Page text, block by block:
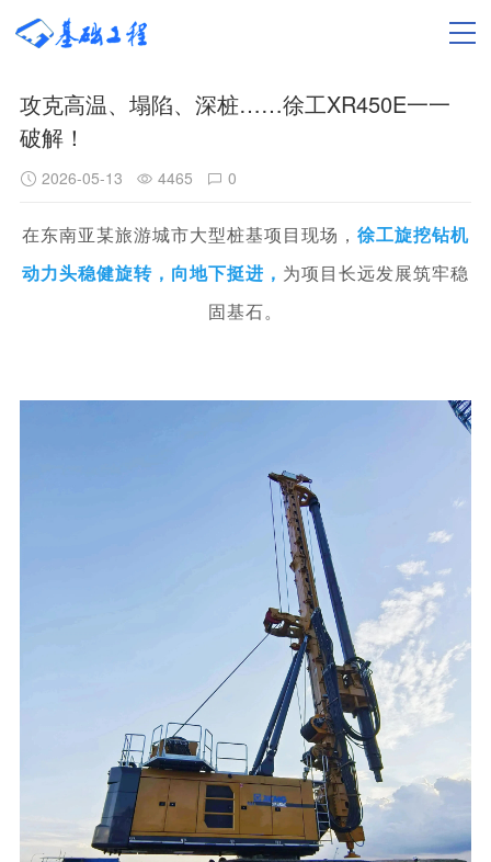
攻克高温、塌陷、深桩……徐工XR450E一一
破解！
2026-05-13 4465 0
在东南亚某旅游城市大型桩基项目 现场， 徐工旋挖钻机
动力头稳健旋转，向地下挺进， 为项目长远发展筑牢稳
固基石。